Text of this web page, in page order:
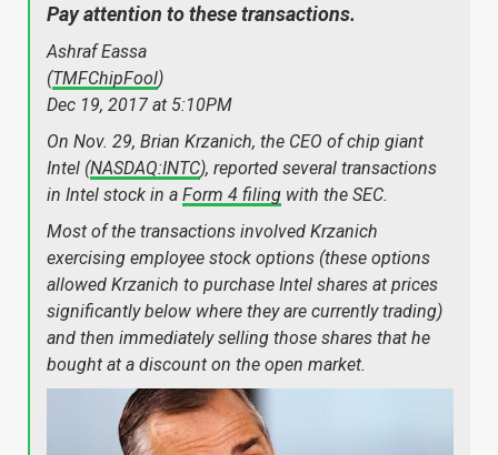
Pay attention to these transactions.
Ashraf Eassa
(TMFChipFool)
Dec 19, 2017 at 5:10PM
On Nov. 29, Brian Krzanich, the CEO of chip giant
Intel (NASDAQ:INTC), reported several transactions
in Intel stock in a Form 4 filing with the SEC.
Most of the transactions involved Krzanich
exercising employee stock options (these options
allowed Krzanich to purchase Intel shares at prices
significantly below where they are currently trading)
and then immediately selling those shares that he
bought at a discount on the open market.